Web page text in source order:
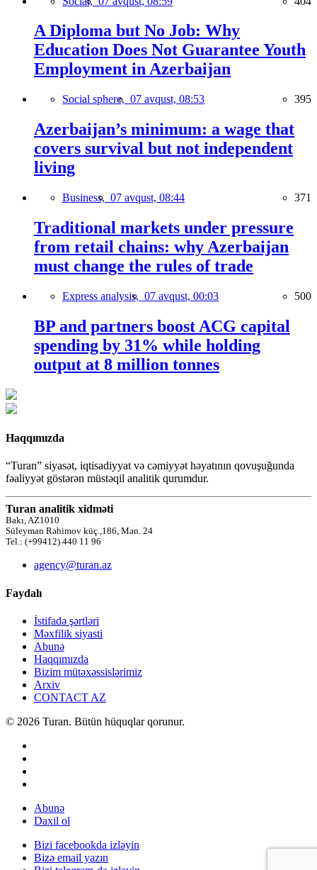
A Diploma but No Job: Why
Education Does Not Guarantee Youth
Employment in Azerbaijan
Social sphere, 07 avqust, 08:53 395
Azerbaijan’s minimum: a wage that
covers survival but not independent
living
Business, 07 avqust, 08:44 371
Traditional markets under pressure
from retail chains: why Azerbaijan
must change the rules of trade
Express analysis, 07 avqust, 00:03 500
BP and partners boost ACG capital
spending by 31% while holding
output at 8 million tonnes
Haqqımızda
“Turan” siyasət, iqtisadiyyat və cəmiyyət həyatının qovuşuğunda
fəaliyyət göstərən müstəqil analitik qurumdur.
Turan analitik xidməti
Bakı, AZ1010
Süleyman Rəhimov küç.,186, Mən. 24
Tel.: (+99412) 440 11 96
agency@turan.az
Faydalı
İstifadə şərtləri
Məxfilik siyasti
Abunə
Haqqımızda
Bizim mütəxəssislərimiz
Arxiv
CONTACT AZ
© 2026 Turan. Bütün hüquqlar qorunur.
Abunə
Daxil ol
Bizi facebookda izləyin
Bizə email yazın